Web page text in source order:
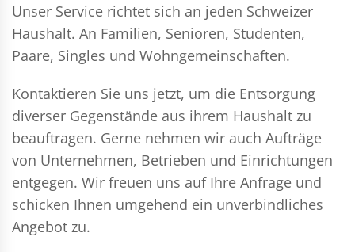
Unser Service richtet sich an jeden Schweizer
Haushalt. An Familien, Senioren, Studenten,
Paare, Singles und Wohngemeinschaften.
Kontaktieren Sie uns jetzt, um die Entsorgung
diverser Gegenstände aus ihrem Haushalt zu
beauftragen. Gerne nehmen wir auch Aufträge
von Unternehmen, Betrieben und Einrichtungen
entgegen. Wir freuen uns auf Ihre Anfrage und
schicken Ihnen umgehend ein unverbindliches
Angebot zu.